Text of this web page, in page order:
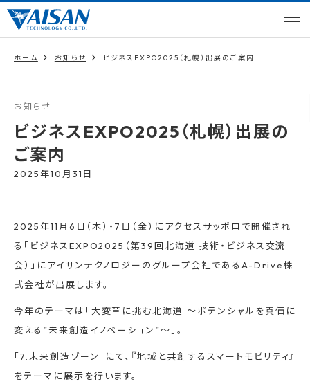
ホーム お知らせ ビジネスEXPO2025（札幌）出展のご案内
お知らせ
ビジネスEXPO2025（札幌）出展の
ご案内
2025年10月31日
2025年11月6日（木）・7日（金）にアクセスサッポロで開催され
る「ビジネスEXPO2025（第39回北海道 技術・ビジネス交流
会）」にアイサンテクノロジーのグループ会社であるA-Drive株
式会社が出展します。
今年のテーマは「大変革に挑む北海道 〜ポテンシャルを真価に
変える”未来創造イノベーション”〜」。
「7.未来創造ゾーン」にて、『地域と共創するスマートモビリティ』
をテーマに展示を行います。